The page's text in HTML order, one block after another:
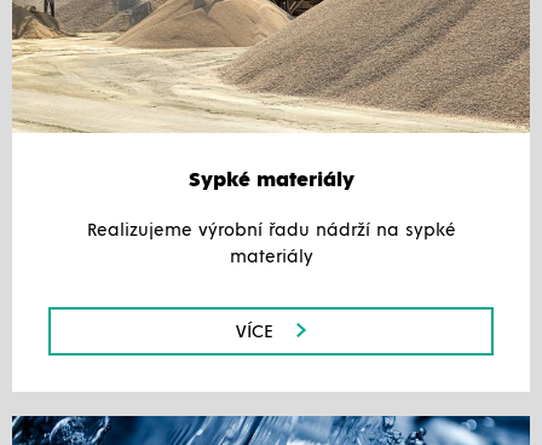
Sypké materiály
Realizujeme výrobní řadu nádrží na sypké
materiály
VÍCE